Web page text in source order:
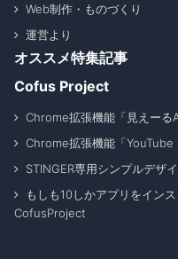
Web制作・ものづくり
運営より
オススメ特集記事
Cofus Project
Chrome拡張機能「見えーる
Chrome拡張機能「YouTube
STINGER専用シンプルデザ
もしも10しかアプリをイン
CofusProject